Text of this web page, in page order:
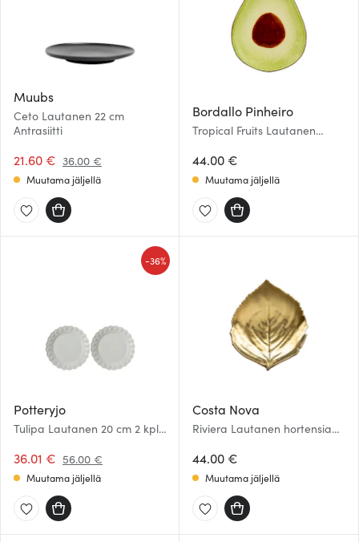
Muubs
Ceto Lautanen 22 cm
Antrasiitti
21.60 € 36.00 €
Muutama jäljellä
Bordallo Pinheiro
Tropical Fruits Lautanen
44.00 €
Muutama jäljellä
Potteryjo
Tulipa Lautanen 20 cm 2 kpl
36.01 € 56.00 €
-36%
Muutama jäljellä
Costa Nova
Riviera Lautanen hortensian
44.00 €
Muutama jäljellä